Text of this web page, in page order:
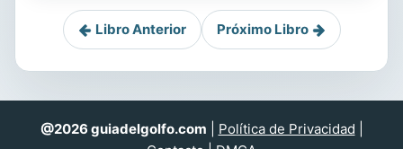
Libro Anterior Próximo Libro
@2026 guiadelgolfo.com Política de Privacidad